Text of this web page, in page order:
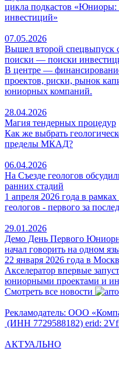
цикла подкастов
инвестиций»
07.05.2026
Вышел второй спецвыпуск
поиски — поиски
В центре —
проектов, риски, рынок
юниорных компаний.
28.04.2026
Магия тендерных процедур
Как же выбрать
пределы МКАД?
06.04.2026
На Съезде геологов
ранних стадий
1 апреля 2026 года в
геологов - первого за
29.01.2026
Демо День Первого
начал говорить на одном
22 января 2026 года в
Акселератор впервые
юниорными проектами и
Смотреть все новости
Рекламодатель: ООО
(ИНН 7729588182) erid:
АКТУАЛЬНО